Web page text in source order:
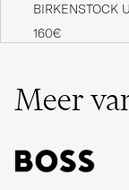
BIRKENSTOCK
Black Suede
160€
Meer